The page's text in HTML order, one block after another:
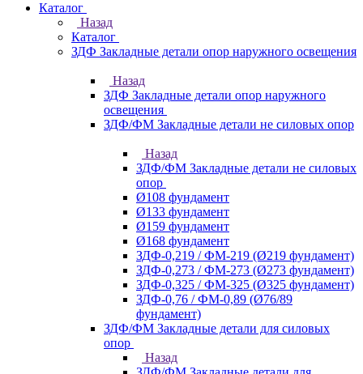
Каталог
Назад
Каталог
ЗДФ Закладные детали опор наружного освещения
Назад
ЗДФ Закладные детали опор наружного
освещения
ЗДФ/ФМ Закладные детали не силовых опор
Назад
ЗДФ/ФМ Закладные детали не силовых
опор
Ø108 фундамент
Ø133 фундамент
Ø159 фундамент
Ø168 фундамент
ЗДФ-0,219 / ФМ-219 (Ø219 фундамент)
ЗДФ-0,273 / ФМ-273 (Ø273 фундамент)
ЗДФ-0,325 / ФМ-325 (Ø325 фундамент)
ЗДФ-0,76 / ФМ-0,89 (Ø76/89
фундамент)
ЗДФ/ФМ Закладные детали для силовых
опор
Назад